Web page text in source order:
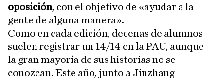
oposición, con el objetivo de «ayudar a la
gente de alguna manera».
Como en cada edición, decenas de alumnos
suelen registrar un 14/14 en la PAU, aunque
la gran mayoría de sus historias no se
conozcan. Este año, junto a Jinzhang